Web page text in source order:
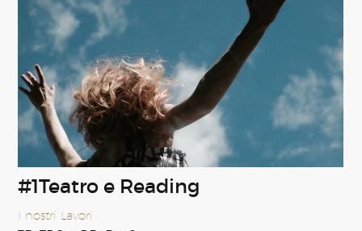
#1Teatro e Reading
I nostri Lavori